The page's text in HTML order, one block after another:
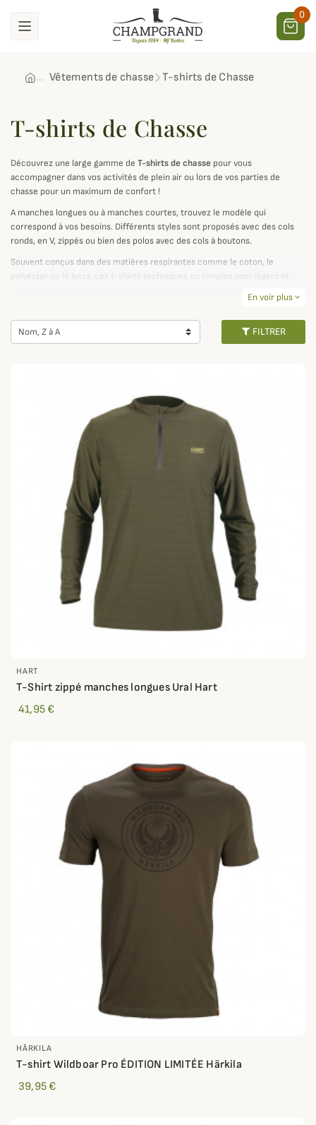
0
Vêtements de chasse T-shirts de Chasse
T-shirts de Chasse
Découvrez une large gamme de T-shirts de chasse pour vous
accompagner dans vos activités de plein air ou lors de vos parties de
chasse pour un maximum de confort !
A manches longues ou à manches courtes, trouvez le modèle qui
correspond à vos besoins. Différents styles sont proposés avec des cols
ronds, en V, zippés ou bien des polos avec des cols à boutons.
Souvent conçus dans des matières respirantes comme le coton, le
polyester ou le lycra, ces t-shirts techniques ou simples sont légers et
et des modèles assurent une parfaite liberté de mouvements et un haut
niveau de confort.
Portez votre t-shirt de chasse préféré avec un
pull de chasse
vous ressemble et qui vous permet d'évoluer dans les meilleures
conditions quel que soit votre type de
En voir plus expand_more
Nom, Z à A FILTRER
HART
T-Shirt zippé manches longues Ural Hart
41,95 €
HÄRKILA
T-shirt Wildboar Pro ÉDITION LIMITÉE Härkila
39,95 €